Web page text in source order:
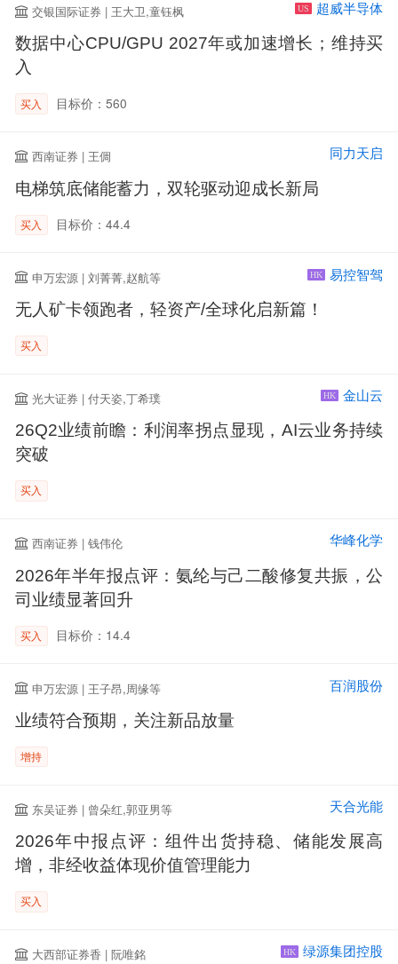
交银国际证券 | 王大卫,童钰枫 US 超威半导体
数据中心CPU/GPU 2027年或加速增长；维持买
入
买入 目标价：560
西南证券 | 王倜 同力天启
电梯筑底储能蓄力，双轮驱动迎成长新局
买入 目标价：44.4
申万宏源 | 刘菁菁,赵航等 HK 易控智驾
无人矿卡领跑者，轻资产/全球化启新篇！
买入
光大证券 | 付天姿,丁希璞 HK 金山云
26Q2业绩前瞻：利润率拐点显现，AI云业务持续
突破
买入
西南证券 | 钱伟伦 华峰化学
2026年半年报点评：氨纶与己二酸修复共振，公
司业绩显著回升
买入 目标价：14.4
申万宏源 | 王子昂,周缘等 百润股份
业绩符合预期，关注新品放量
增持
东吴证券 | 曾朵红,郭亚男等 天合光能
2026年中报点评：组件出货持稳、储能发展高
增，非经收益体现价值管理能力
买入
大西部证券香 | 阮唯銘 HK 绿源集团控股